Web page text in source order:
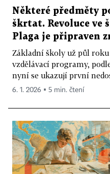
Některé předměty
škrtat. Revoluce ve
Plaga je připraven
Základní školy už půl
vzdělávací programy,
nyní se ukazují první
6. 1. 2026 ▪ 5 min. čtení